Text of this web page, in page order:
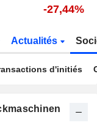
-27,44%
Actualités
d'initiés